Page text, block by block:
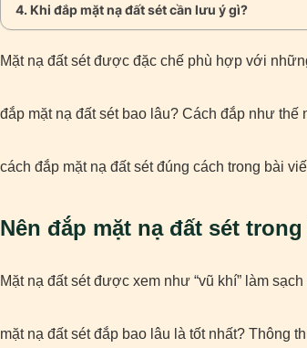
Khi đắp mặt nạ đất sét cần lưu ý gì?
Mặt nạ đất sét được đặc chế phù hợp với
đắp mặt nạ đất sét bao lâu? Cách đắp như thế
cách đắp mặt nạ đất sét đúng cách trong bài
Nên đắp mặt nạ đất sét
Mặt nạ đất sét được xem như “vũ khí” làm
mặt nạ đất sét đắp bao lâu là tốt nhất? Thông